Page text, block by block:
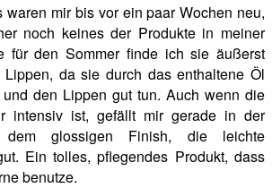
mir bis vor ein paar Wochen neu,
noch keines der Produkte in meiner
für den Sommer finde ich sie äußerst
da sie durch das enthaltene Öl
den Lippen gut tun. Auch wenn die
intensiv ist, gefällt mir gerade in der
dem glossigen Finish, die leichte
Ein tolles, pflegendes Produkt, dass
benutze.